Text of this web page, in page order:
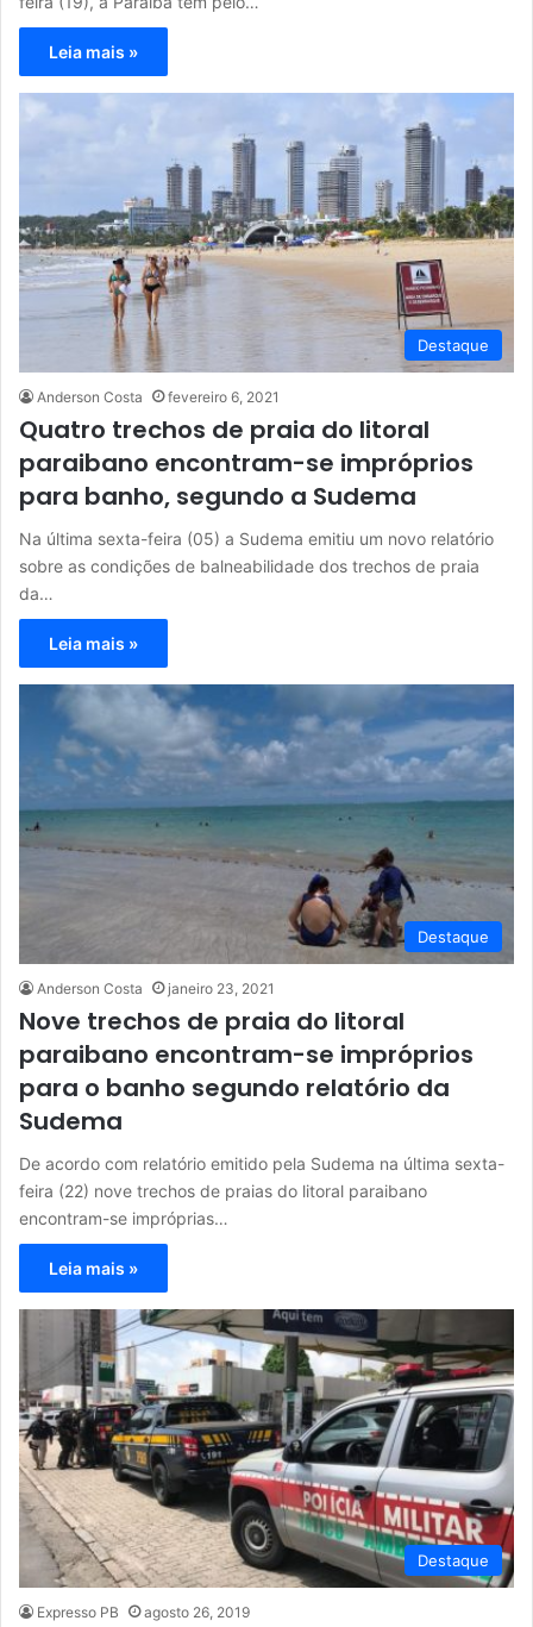
Leia mais »
Destaque
Anderson Costa fevereiro 6, 2021
Quatro trechos de praia do litoral
paraibano encontram-se impróprios
para banho, segundo a Sudema
Na última sexta-feira (05) a Sudema emitiu um novo relatório
sobre as condições de balneabilidade dos trechos de praia
da…
Leia mais »
Destaque
Anderson Costa janeiro 23, 2021
Nove trechos de praia do litoral
paraibano encontram-se impróprios
para o banho segundo relatório da
Sudema
De acordo com relatório emitido pela Sudema na última sexta-
feira (22) nove trechos de praias do litoral paraibano
encontram-se impróprias…
Leia mais »
Destaque
Expresso PB agosto 26, 2019